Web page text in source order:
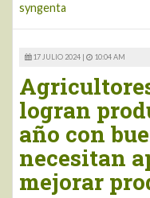
syngenta
17 JULIO 2024 | 10:04 AM
logran
año con
necesitan
mejorar